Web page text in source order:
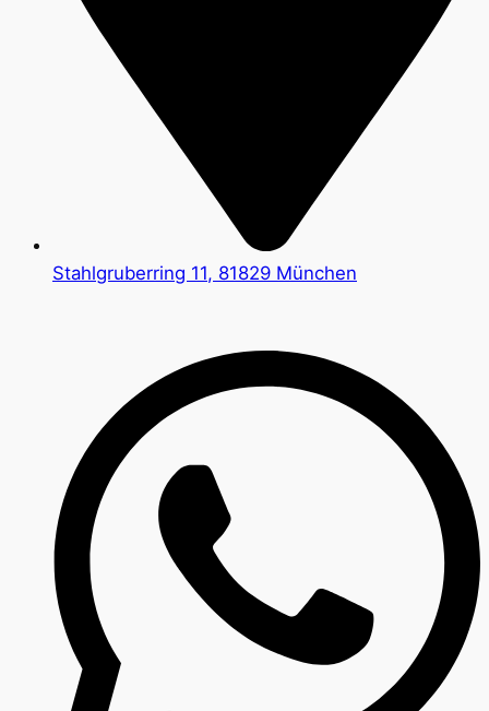
Stahlgruberring 11, 81829 München